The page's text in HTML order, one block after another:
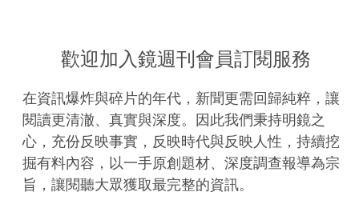
歡迎加入鏡週刊會員訂閱服務
在資訊爆炸與碎片的年代，新聞更需回歸純粹，讓
閱讀更清澈、真實與深度。因此我們秉持明鏡之
心，充份反映事實，反映時代與反映人性，持續挖
掘有料內容，以一手原創題材、深度調查報導為宗
旨，讓閱聽大眾獲取最完整的資訊。